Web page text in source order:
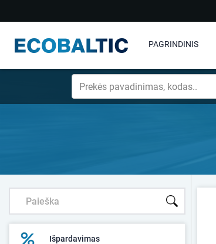
PAGRINDINIS
Išpardavimas